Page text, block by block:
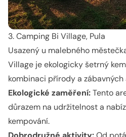
3. Camping Bi Village, Pula
Usazený u malebného
Village je ekologicky šetrný
kombinaci přírody a zábavných
Ekologické zaměření:Tento
důrazem na udržitelnost a
kempování.